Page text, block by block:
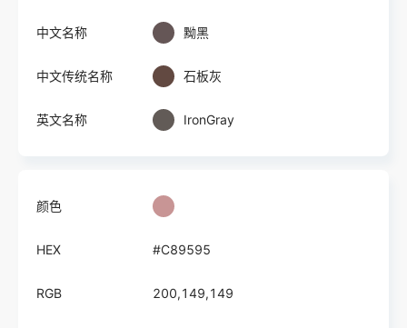
中文名称 黝黑
中文传统名称 石板灰
英文名称 IronGray
颜色
HEX #C89595
RGB 200,149,149